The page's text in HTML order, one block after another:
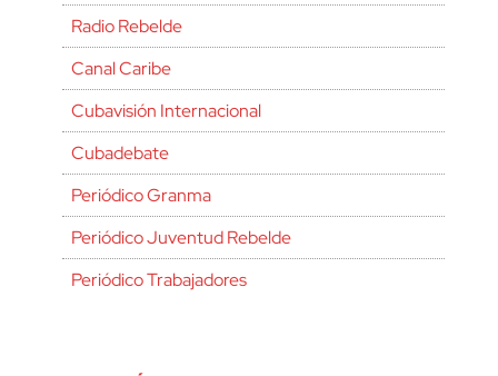
Radio Rebelde
Canal Caribe
Cubavisión Internacional
Cubadebate
Periódico Granma
Periódico Juventud Rebelde
Periódico Trabajadores